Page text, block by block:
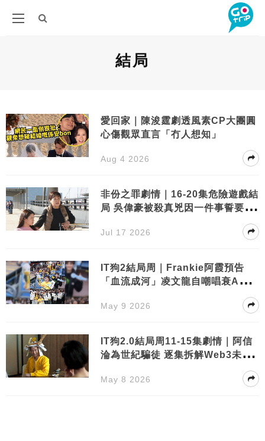
結局
愛回家｜陳浚霆劇透風素CP大團圓
心傷觀眾直言「冇人想知」
Aug 4 2026
非份之罪劇情｜16-20集危險遊戲結
局 吳偉豪被殺真兇因一件事誓要復
Jul 17 2026
IT狗2結局周｜Frankie阿霞預告
「血流成河」凌文龍自嘲唱衰AK神
May 9 2026
IT狗2.0結局周11-15集劇情｜阿信
淪為世紀騙徒 逐集拆解Web3未來
May 8 2026